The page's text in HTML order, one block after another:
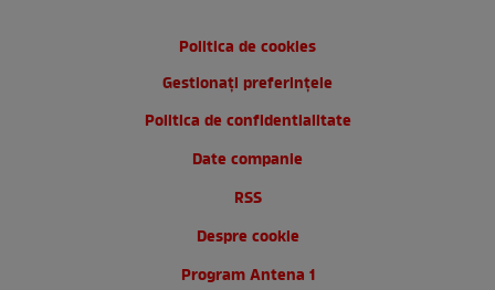
Politica de cookies
Gestionați preferințele
Politica de confidentialitate
Date companie
RSS
Despre cookie
Program Antena 1